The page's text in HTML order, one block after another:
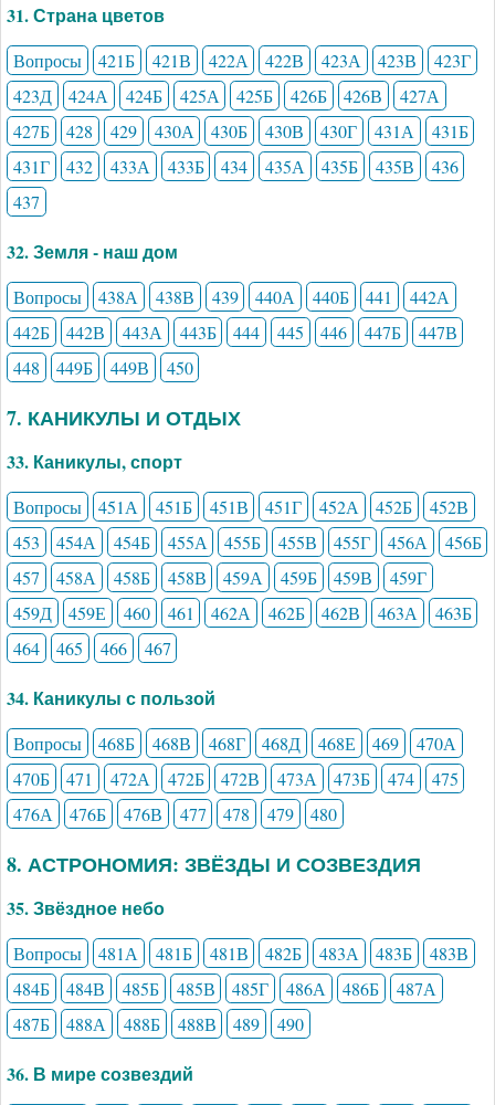
31. Страна цветов
Вопросы 421Б 421В 422А 422В 423А 423В
423Г
423Д
424А 424Б 425А 425Б 426Б 426В
427А
427Б
428 429 430А 430Б 430В 430Г 431А
431Б
431Г
432 433А 433Б 434 435А 435Б 435В
436
437
32. Земля - наш дом
Вопросы 438А 438В 439 440А 440Б 441
442А
442Б
442В 443А 443Б 444 445 446 447Б
447В
448
449Б 449В 450
7. КАНИКУЛЫ И ОТДЫХ
33. Каникулы, спорт
Вопросы 451А 451Б 451В 451Г 452А 452Б
452В
453
454А 454Б 455А 455Б 455В 455Г 456А
456Б
457
458А 458Б 458В 459А 459Б 459В
459Г
459Д
459Е 460 461 462А 462Б 462В 463А
463Б
464
465 466 467
34. Каникулы с пользой
Вопросы 468Б 468В 468Г 468Д 468Е 469
470А
470Б
471 472А 472Б 472В 473А 473Б 474
475
476А
476Б 476В 477 478 479 480
8. АСТРОНОМИЯ: ЗВЁЗДЫ И СОЗВЕЗДИЯ
35. Звёздное небо
Вопросы 481А 481Б 481В 482Б 483А 483Б
483В
484Б
484В 485Б 485В 485Г 486А 486Б
487А
487Б
488А 488Б 488В 489 490
36. В мире созвездий